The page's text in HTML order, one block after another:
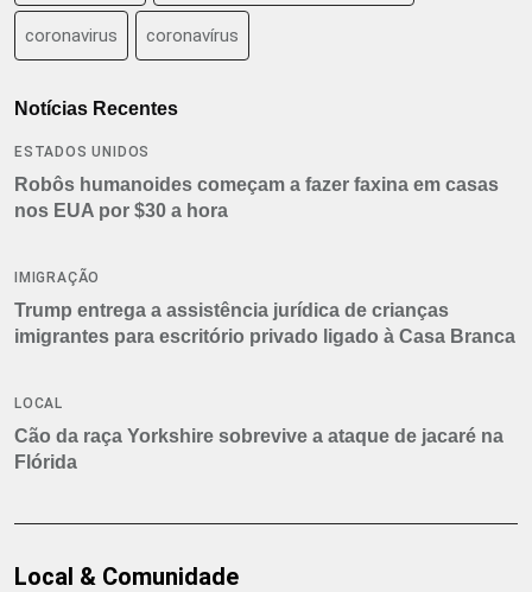
coronavirus coronavírus
Notícias Recentes
ESTADOS UNIDOS
Robôs humanoides começam a fazer faxina em casas
nos EUA por $30 a hora
IMIGRAÇÃO
Trump entrega a assistência jurídica de crianças
imigrantes para escritório privado ligado à Casa Branca
LOCAL
Cão da raça Yorkshire sobrevive a ataque de jacaré na
Flórida
Local & Comunidade